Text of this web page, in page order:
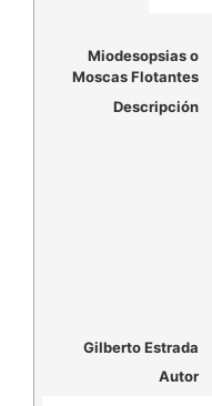
Miodesopsias o
Moscas Flotantes
Descripción
Gilberto Estrada
Autor